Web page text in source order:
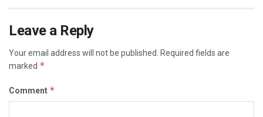
Leave a Reply
Your email address will not be published. Required fields are
marked *
Comment *